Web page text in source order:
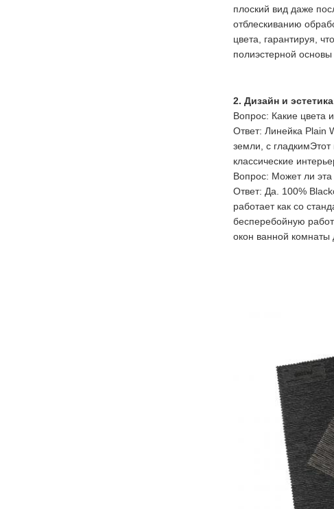
плоский вид даже
отблескиванию
цвета, гарантируя,
полиэстерной
2. Дизайн и
Вопрос: Какие цвета
Ответ: Линейка Plain
земли, с
классические
Вопрос: Может ли
Ответ: Да. 100%
работает как со
бесперебойную
окон ванной комнаты